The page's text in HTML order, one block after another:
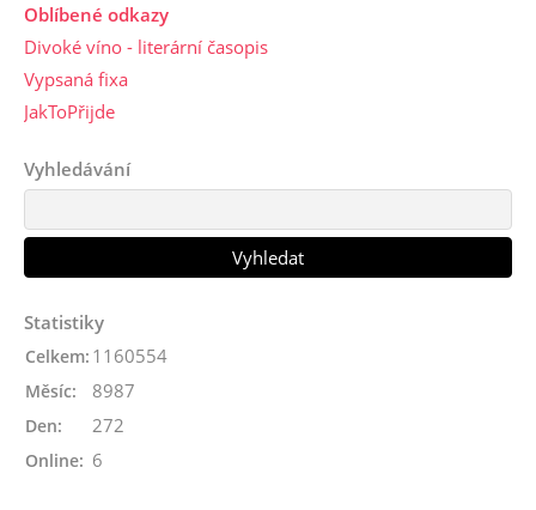
Oblíbené odkazy
Divoké víno - literární časopis
Vypsaná fixa
JakToPřijde
Vyhledávání
Statistiky
Online: 6
Celkem: 1160554
Měsíc: 8987
Den: 272